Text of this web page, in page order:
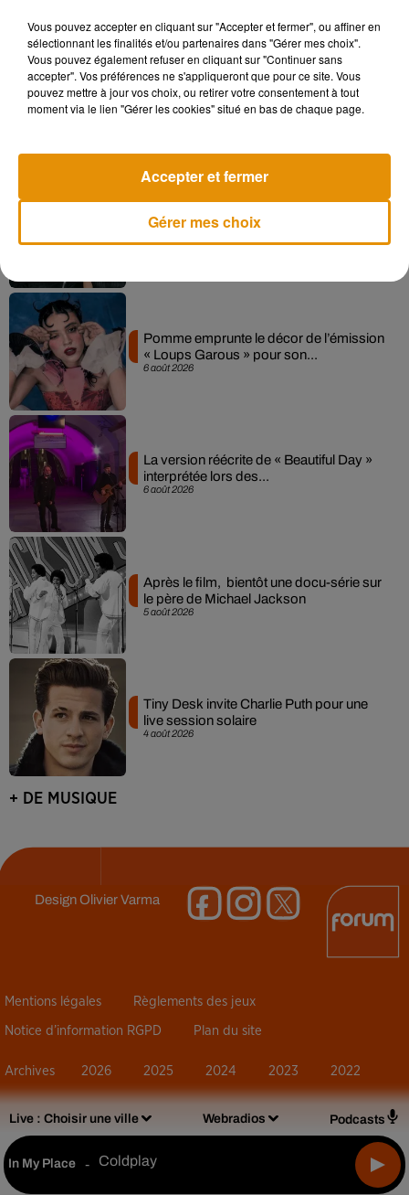
Live : Choisir une ville Webradios Podcasts
In My Place - Coldplay
Musique
Madonna sort enfin le remix de « Love
Sensation » avec Kylie Minogue
7 août 2026
Angèle et Amélie Lens dévoilent leur
collaboration tant attendue
6 août 2026
Pomme emprunte le décor de l’émission
« Loups Garous » pour son...
6 août 2026
La version réécrite de « Beautiful Day »
interprétée lors des...
5 août 2026
Après le film, bientôt une docu-série sur
le père de Michael Jackson
4 août 2026
Tiny Desk invite Charlie Puth pour une
live session solaire
+ DE MUSIQUE
DesignOlivier Varma
Mentions légales Règlements des jeux
Notice d’information RGPD Plan du site
Archives 2026 2025 2024 2023 2022
Vous pouvez accepter en cliquant sur "Accepter et fermer", ou affiner en
sélectionnant les finalités et/ou partenaires dans "Gérer mes choix".
Vous pouvez également refuser en cliquant sur "Continuer sans
accepter". Vos préférences ne s'appliqueront que pour ce site. Vous
pouvez mettre à jour vos choix, ou retirer votre consentement à tout
moment via le lien "Gérer les cookies" situé en bas de chaque page.
Gérer mes choix
Accepter et fermer